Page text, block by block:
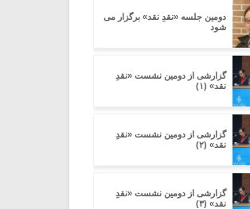
دومین جلسه «نقدِ نقد» برگزار می
شود
گزارشی از دومین نشست «نقدِ
نقد» (۱)
گزارشی از دومین نشست «نقدِ
نقد» (۲)
گزارشی از دومین نشست «نقدِ
نقد» (۳)